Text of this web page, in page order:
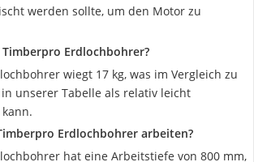
werden sollte, um den Motor zu
Erdlochbohrer?
wiegt 17 kg, was im Vergleich zu
unserer Tabelle als relativ leicht
Erdlochbohrer arbeiten?
hat eine Arbeitstiefe von 800 mm,